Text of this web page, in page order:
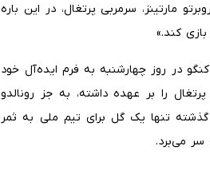
مارتینز، سرمربی پرتغال، در این باره
در روز چهارشنبه به فرم ایده‌آل خود
جام جهانی ۲۰۲۲ هدایت تیم ملی پرتغال را بر عهده داشته، به جز رونالدو
تنها یک گل برای تیم ملی به ثمر
سر می‌برد.